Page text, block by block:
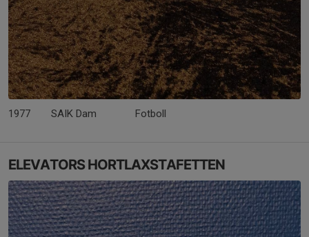
1977 SAIK Dam Fotboll
ELEVATORS HORTLAXSTAFETTEN